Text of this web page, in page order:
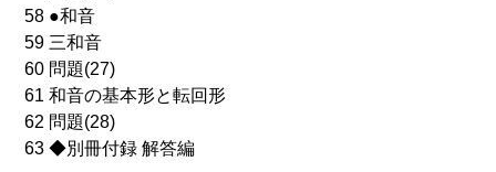
58 ●和音
59 三和音
60 問題(27)
61 和音の基本形と転回形
62 問題(28)
63 ◆別冊付録 解答編